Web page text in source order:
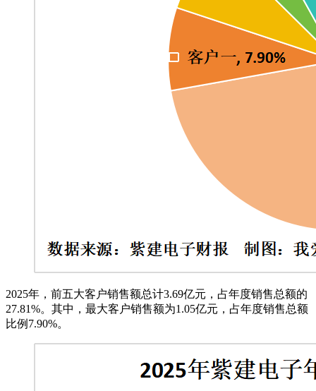
2025年，前五大客户销售额总计3.69亿元，占年度销售总额的
27.81%。其中，最大客户销售额为1.05亿元，占年度销售总额
比例7.90%。